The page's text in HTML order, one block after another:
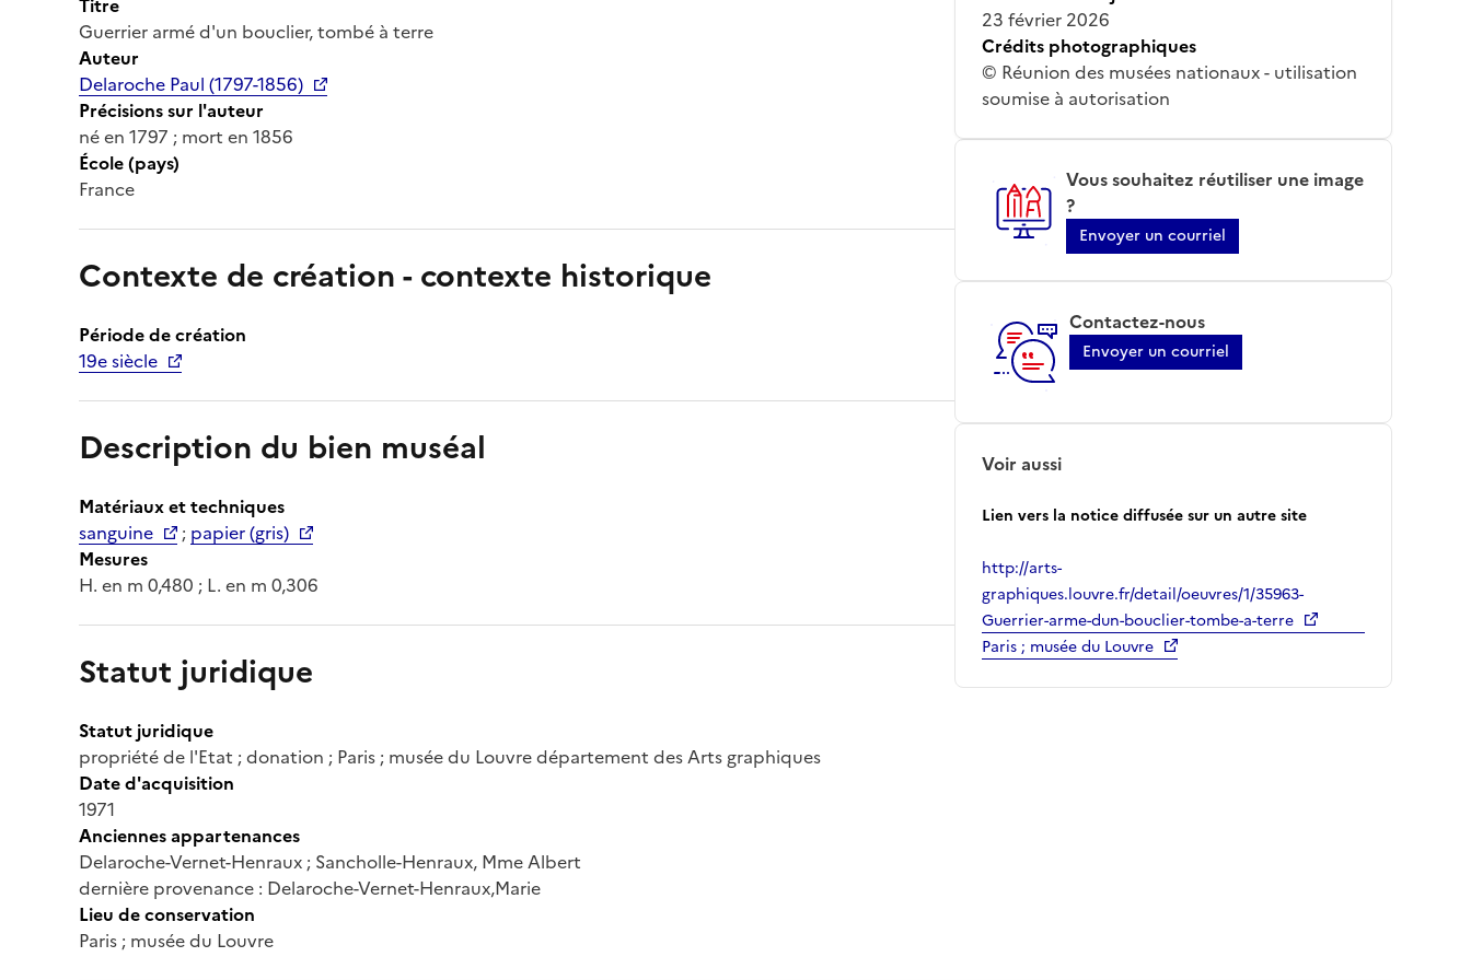
Guerrier armé d'un bouclier, tombé à terre
Auteur
Delaroche Paul (1797-1856)
Précisions sur l'auteur
né en 1797 ; mort en 1856
École (pays)
France
Contexte de création - contexte historique
Période de création
19e siècle
Description du bien muséal
Matériaux et techniques
sanguine
; papier (gris)
Mesures
H. en m 0,480 ; L. en m 0,306
Statut juridique
Statut juridique
propriété de l'Etat ; donation ; Paris ; musée du Louvre département des Arts graphiques
Date d'acquisition
1971
Anciennes appartenances
Delaroche-Vernet-Henraux ; Sancholle-Henraux, Mme Albert
dernière provenance : Delaroche-Vernet-Henraux,Marie
Lieu de conservation
Paris ; musée du Louvre
23 février 2026
Crédits photographiques
© Réunion des musées nationaux - utilisation
soumise à autorisation
Vous souhaitez réutiliser une image
?
Envoyer un courriel
Contactez-nous
Envoyer un courriel
Voir aussi
Lien vers la notice diffusée sur un autre site
http://arts-
graphiques.louvre.fr/detail/oeuvres/1/35963-
Guerrier-arme-dun-bouclier-tombe-a-terre
Paris ; musée du Louvre